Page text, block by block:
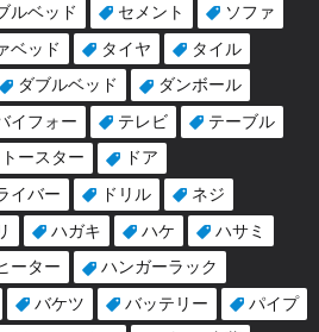
ルベッド セメント
ソファ
ベッド タイヤ
タイル
ダブルベッド
ダンボール
イフォー テレビ
テーブル
トースター
ドア
イバー ドリル
ネジ
ハガキ ハケ
ハサミ
ーター
ハンガーラック
バケツ バッテリー
パイプ